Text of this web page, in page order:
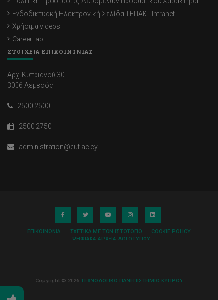
Ενδοδικτυακή Ηλεκτρονική Σελίδα ΤΕΠΑΚ - Intranet
Χρήσιμα videos
CareerLab
ΣΤΟΙΧΕΙΑ ΕΠΙΚΟΙΝΩΝΙΑΣ
Αρχ. Κυπριανού 30
3036 Λεμεσός
2500 2500
2500 2750
administration@cut.ac.cy
ΕΠΙΚΟΙΝΩΝΊΑ ΣΧΕΤΙΚΆ ΜΕ ΤΟΝ ΙΣΤΌΤΟΠΟ
COOKIE POLICY
ΨΗΦΙΑΚΆ ΑΡΧΕΊΑ ΛΟΓΌΤΥΠΟΥ
Copyright © 2026 ΤΕΧΝΟΛΟΓΙΚΟ ΠΑΝΕΠΙΣΤΗΜΙΟ ΚΥΠΡΟΥ